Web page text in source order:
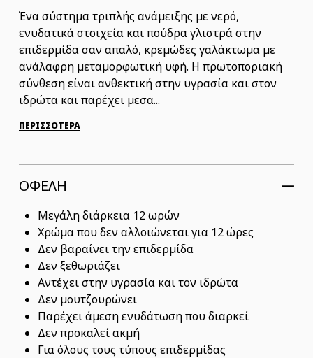
Ένα σύστημα τριπλής ανάμειξης με νερό,
ενυδατικά στοιχεία και πούδρα γλιστρά στην
επιδερμίδα σαν απαλό, κρεμώδες γαλάκτωμα με
ανάλαφρη μεταμορφωτική υφή. Η πρωτοποριακή
σύνθεση είναι ανθεκτική στην υγρασία και στον
ιδρώτα και παρέχει μεσα...
ΠΕΡΙΣΣΟΤΕΡΑ
ΟΦΕΛΗ
Μεγάλη διάρκεια 12 ωρών
Χρώμα που δεν αλλοιώνεται για 12 ώρες
Δεν βαραίνει την επιδερμίδα
Δεν ξεθωριάζει
Αντέχει στην υγρασία και τον ιδρώτα
Δεν μουτζουρώνει
Παρέχει άμεση ενυδάτωση που διαρκεί
Δεν προκαλεί ακμή
Για όλους τους τύπους επιδερμίδας